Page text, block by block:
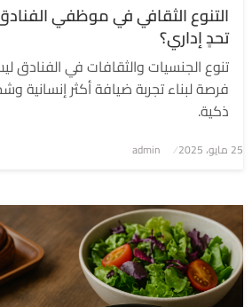
التنوع الثقافي في موظفي
تحدٍ إداري؟
تنوع الجنسيات والثقافات في الفنادق
فرصة لبناء تجربة ضيافة أكثر إنسانية
ذكية.
نُشر
25 مايو، 2025 admin